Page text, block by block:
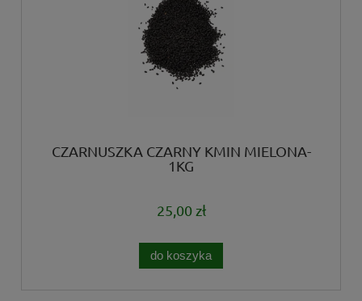
CZARNUSZKA CZARNY KMIN MIELONA-
1KG
25,00 zł
do koszyka